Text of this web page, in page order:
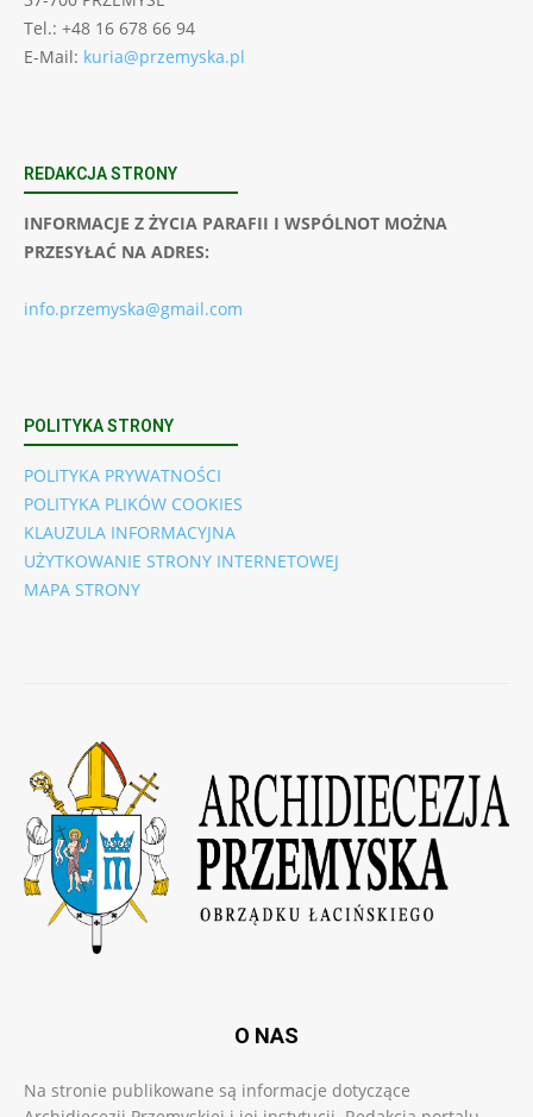
Tel.: +48 16 678 66 94
E-Mail: kuria@przemyska.pl
REDAKCJA STRONY
INFORMACJE Z ŻYCIA PARAFII I WSPÓLNOT MOŻNA
PRZESYŁAĆ NA ADRES:
info.przemyska@gmail.com
POLITYKA STRONY
POLITYKA PRYWATNOŚCI
POLITYKA PLIKÓW COOKIES
KLAUZULA INFORMACYJNA
UŻYTKOWANIE STRONY INTERNETOWEJ
MAPA STRONY
O NAS
Na stronie publikowane są informacje dotyczące